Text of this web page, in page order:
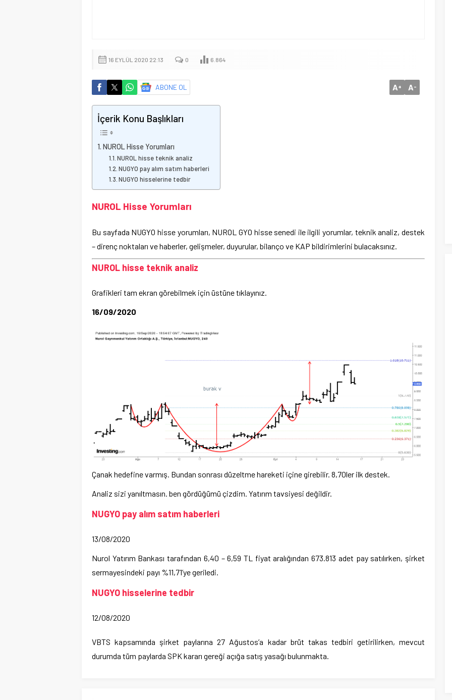
16 EYLÜL 2020 22:13 0 6.864
ABONE OL A+ A-
İçerik Konu Başlıkları
NUROL Hisse Yorumları
NUROL hisse teknik analiz
NUGYO pay alım satım haberleri
NUGYO hisselerine tedbir
NUROL Hisse Yorumları
Bu sayfada NUGYO hisse yorumları, NUROL GYO hisse senedi ile ilgili yorumlar, teknik analiz, destek
– direnç noktaları ve haberler, gelişmeler, duyurular, bilanço ve KAP bildirimlerini bulacaksınız.
NUROL hisse teknik analiz
Grafikleri tam ekran görebilmek için üstüne tıklayınız.
16/09/2020
Çanak hedefine varmış. Bundan sonrası düzeltme hareketi içine girebilir. 8,70ler ilk destek.
Analiz sizi yanıltmasın. ben gördüğümü çizdim. Yatırım tavsiyesi değildir.
NUGYO pay alım satım haberleri
13/08/2020
Nurol Yatırım Bankası tarafından 6,40 – 6,59 TL fiyat aralığından 673.813 adet pay satılırken, şirket
sermayesindeki payı %11,71’ye geriledi.
NUGYO hisselerine tedbir
12/08/2020
VBTS kapsamında şirket paylarına 27 Ağustos’a kadar brüt takas tedbiri getirilirken, mevcut
durumda tüm paylarda SPK kararı gereği açığa satış yasağı bulunmakta.